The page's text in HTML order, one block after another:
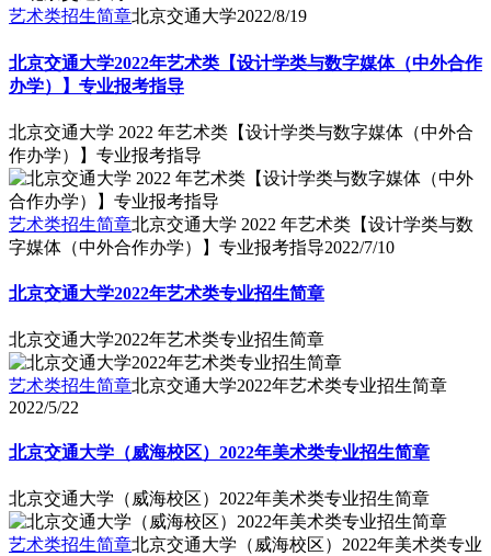
艺术类招生简章北京交通大学2022/8/19
北京交通大学2022年艺术类【设计学类与数字媒体（中外合作
办学）】专业报考指导
北京交通大学 2022 年艺术类【设计学类与数字媒体（中外合
作办学）】专业报考指导
艺术类招生简章北京交通大学 2022 年艺术类【设计学类与数
字媒体（中外合作办学）】专业报考指导2022/7/10
北京交通大学2022年艺术类专业招生简章
北京交通大学2022年艺术类专业招生简章
艺术类招生简章北京交通大学2022年艺术类专业招生简章
2022/5/22
北京交通大学（威海校区）2022年美术类专业招生简章
北京交通大学（威海校区）2022年美术类专业招生简章
艺术类招生简章北京交通大学（威海校区）2022年美术类专业